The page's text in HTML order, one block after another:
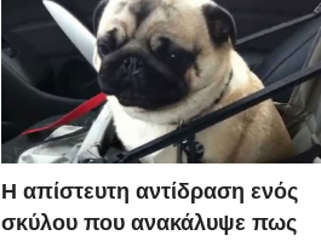
Η απίστευτη αντίδραση ενός
σκύλου που ανακάλυψε πως